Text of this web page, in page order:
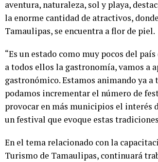
aventura, naturaleza, sol y playa,
la enorme cantidad de atractivos,
Tamaulipas, se encuentra a flor de piel.
“Es un estado como muy pocos del
a todos ellos la gastronomía, vamos a
gastronómico. Estamos animando ya a
podamos incrementar el número de
provocar en más municipios el interés
un festival que evoque estas
En el tema relacionado con la
Turismo de Tamaulipas, continuará